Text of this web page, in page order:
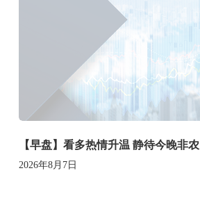
【早盘】看多热情升温 静待今晚非农
2026年8月7日